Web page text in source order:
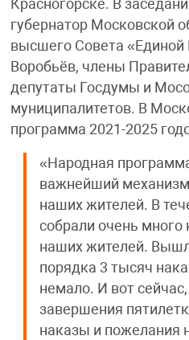
Красногорске. В
губернатор Московской
высшего Совета «Единой
Воробьёв, члены
депутаты Госдумы и
муниципалитетов. В
программа 2021-2025
«Народная
важнейший
наших жителей. В
собрали очень много
наших жителей.
порядка 3 тысяч
немало. И вот
завершения
наказы и пожелания